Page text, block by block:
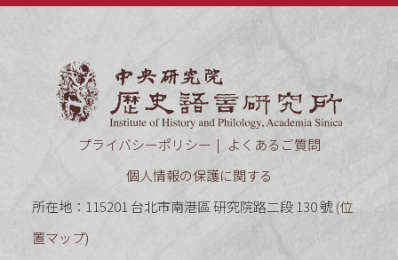
プライバシーポリシー
よくあるご質問
個人情報の保護に関する
所在地：115201 台北市南港區 研究院路二段 130 號 (位
置マップ)